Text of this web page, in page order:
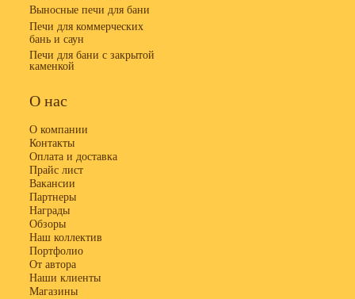
Выносные печи для бани
Печи для коммерческих
бань и саун
Печи для бани с закрытой
каменкой
О нас
О компании
Контакты
Оплата и доставка
Прайс лист
Вакансии
Партнеры
Награды
Обзоры
Наш коллектив
Портфолио
От автора
Наши клиенты
Магазины